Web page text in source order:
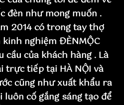
đèn như mong muốn .
2014 có trong tay thợ
nghiệm ĐÈNMỘC
của khách hàng . Là
trực tiếp tại HÀ NỘI và
cũng như xuất khẩu ra
cố gắng sáng tạo để